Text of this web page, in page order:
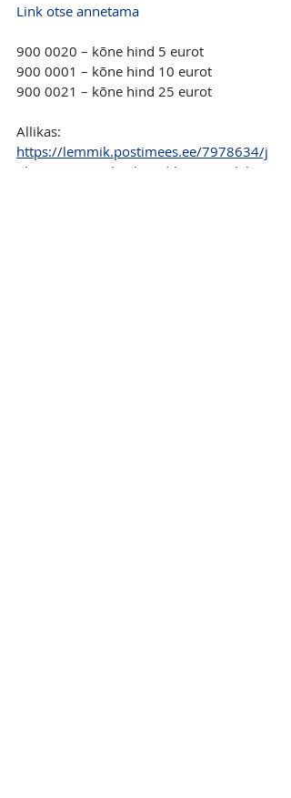
Link otse annetama
900 0020 – kõne hind 5 eurot
900 0001 – kõne hind 10 eurot
900 0021 – kõne hind 25 eurot
Allikas:
https://lemmik.postimees.ee/7978634/j
ulma-trauma-ule-elanud-kass-vaevleb-